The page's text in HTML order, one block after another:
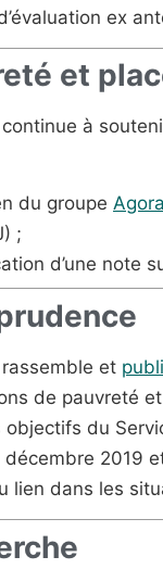
ex
et
continue à
du groupe Agora
;
d’une note
et
de pauvreté
objectifs du
2019
lien dans les